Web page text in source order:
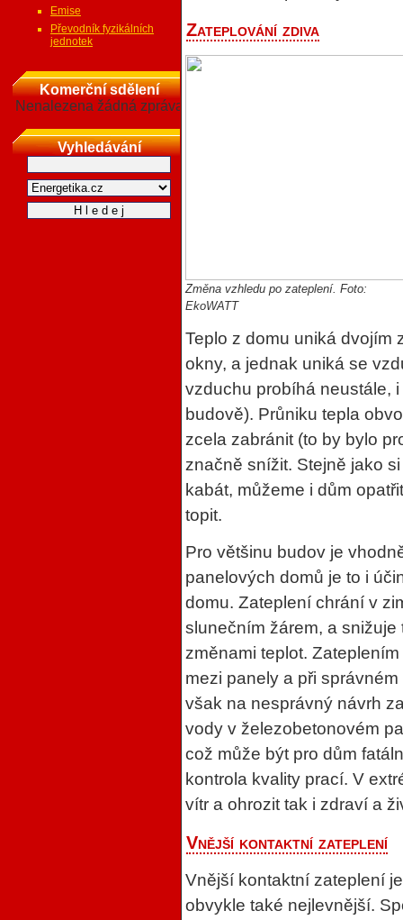
Emise
Převodník fyzikálních
jednotek
Komerční sdělení
Nenalezena žádná zpráva
Vyhledávání
Zateplování zdiva
Změna vzhledu po zateplení. Foto:
EkoWATT
Teplo z domu uniká dvojím
okny, a jednak uniká se
vzduchu probíhá neustále,
budově). Průniku tepla
zcela zabránit (to by bylo
značně snížit. Stejně jako
kabát, můžeme i dům
topit.
Pro většinu budov je
panelových domů je to i
domu. Zateplení chrání v
slunečním žárem, a
změnami teplot.
mezi panely a při
však na nesprávný návrh
vody v železobetonovém
což může být pro dům
kontrola kvality prací. V
vítr a ohrozit tak i zdraví a
Vnější kontaktní zateplení
Vnější kontaktní zateplení
obvykle také nejlevnější.